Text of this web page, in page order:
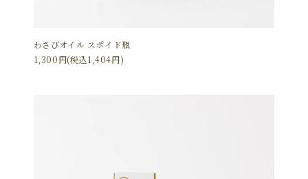
わさびオイル スポイド瓶
1,300円(税込1,404円)